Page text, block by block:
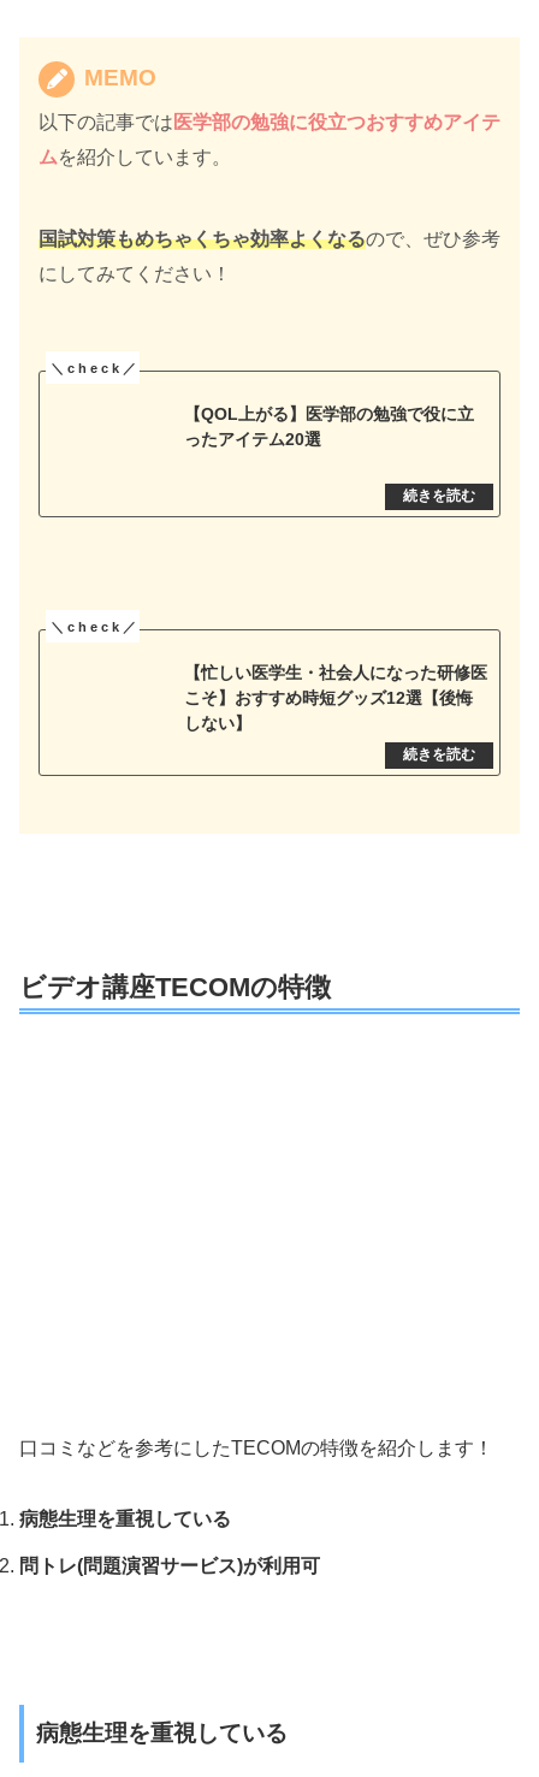
MEMO
以下の記事では 医学部の勉強に役立つおすすめアイテ
ムを紹介しています。
国試対策もめちゃくちゃ効率よくなるので、ぜひ参考
にしてみてください！
【QOL上がる】医学部の勉強で役に立
ったアイテム20選
【忙しい医学生・社会人になった研修医
こそ】おすすめ時短グッズ12選【後悔
しない】
ビデオ講座TECOMの特徴
口コミなどを参考にしたTECOMの特徴を紹介します！
病態生理を重視している
問トレ(問題演習サービス)が利用可
病態生理を重視している